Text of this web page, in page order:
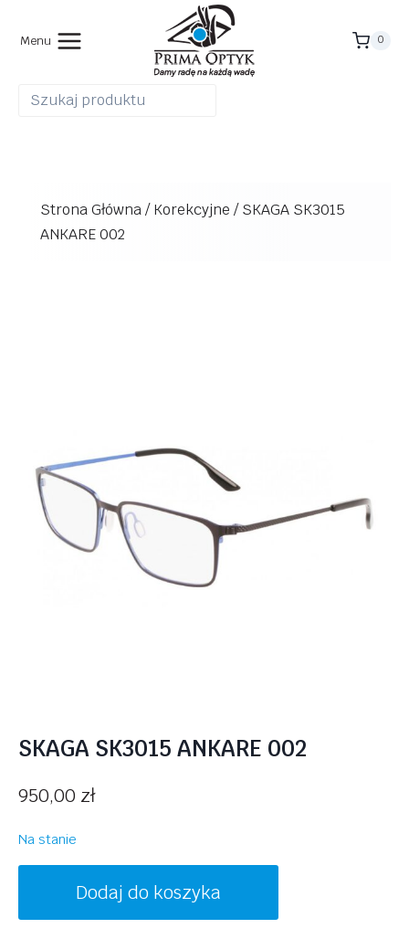
Menu 0
Strona Główna/Korekcyjne /SKAGA SK3015
ANKARE 002
SKAGA SK3015 ANKARE 002
950,00 zł
Na stanie
SK3015
Dodaj do koszyka